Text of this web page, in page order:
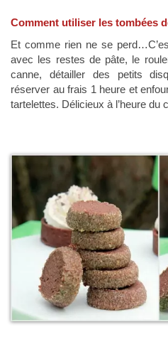
Comment utiliser les tombées
Et comme rien ne se
avec les restes de pâte, le
canne, détailler des petits
réserver au frais 1 heure et
tartelettes. Délicieux à l’heure du